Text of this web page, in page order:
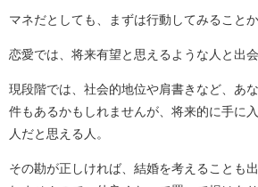
マネだとしても、まずは行動してみること
恋愛では、将来有望と思えるような人と出
現段階では、社会的地位や肩書きなど、あ
件もあるかもしれませんが、将来的に手に
人だと思える人。
その勘が正しければ、結婚を考えることも